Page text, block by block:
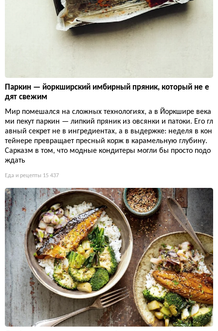
Паркин — йоркширский имбирный пряник, который не е
дят свежим
Мир помешался на сложных технологиях, а в Йоркшире века
ми пекут паркин — липкий пряник из овсянки и патоки. Его гл
авный секрет не в ингредиентах, а в выдержке: неделя в кон
тейнере превращает пресный корж в карамельную глубину.
Сарказм в том, что модные кондитеры могли бы просто подо
ждать
Еда и рецепты 15 437